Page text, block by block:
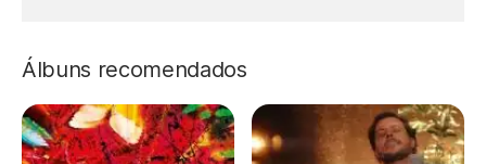
Álbuns recomendados